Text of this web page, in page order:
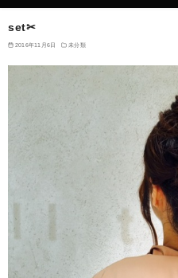
set✂︎
2016年11月6日 未分類